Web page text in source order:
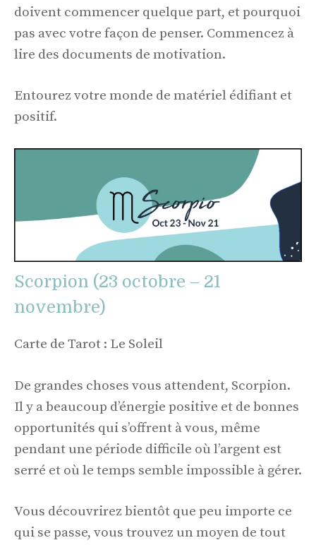
doivent commencer quelque part, et pourquoi
pas avec votre façon de penser. Commencez à
lire des documents de motivation.
Entourez votre monde de matériel édifiant et
positif.
Scorpion (23 octobre – 21
novembre)
Carte de Tarot : Le Soleil
De grandes choses vous attendent, Scorpion.
Il y a beaucoup d’énergie positive et de bonnes
opportunités qui s’offrent à vous, même
pendant une période difficile où l’argent est
serré et où le temps semble impossible à gérer.
Vous découvrirez bientôt que peu importe ce
qui se passe, vous trouvez un moyen de tout